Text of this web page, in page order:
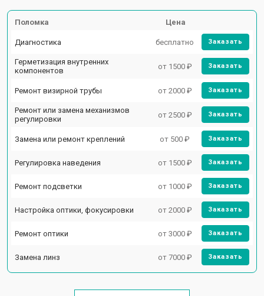
Поломка Цена
Диагностика бесплатно Заказать
Герметизация внутренних
компонентов
от 1500 ₽ Заказать
Ремонт визирной трубы от 2000 ₽ Заказать
Ремонт или замена механизмов
регулировки
от 2500 ₽ Заказать
Замена или ремонт креплений от 500 ₽ Заказать
Регулировка наведения от 1500 ₽ Заказать
Ремонт подсветки от 1000 ₽ Заказать
Настройка оптики, фокусировки от 2000 ₽ Заказать
Ремонт оптики от 3000 ₽ Заказать
Замена линз от 7000 ₽ Заказать